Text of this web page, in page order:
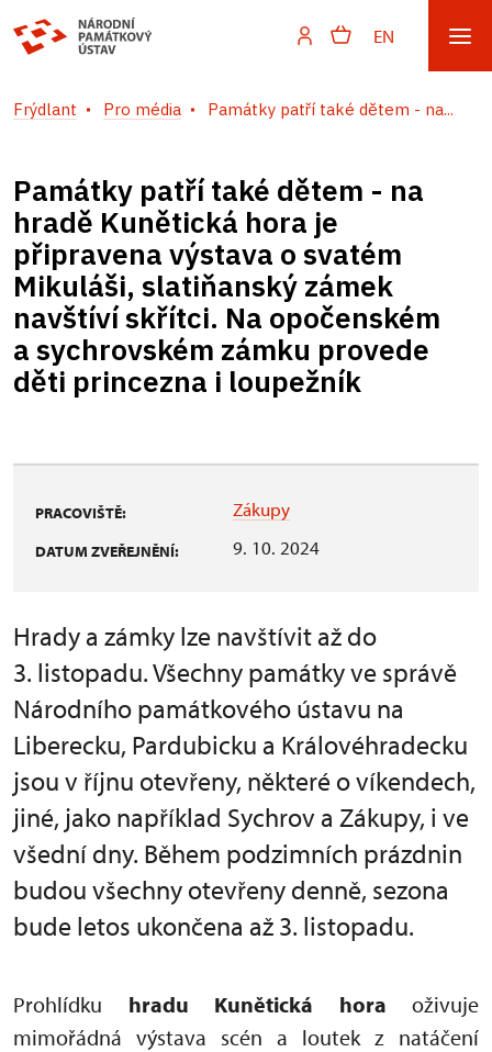
EN
Frýdlant Pro média Památky patří také dětem - na...
Památky patří také dětem - na
hradě Kunětická hora je
připravena výstava o svatém
Mikuláši, slatiňanský zámek
navštíví skřítci. Na opočenském
a sychrovském zámku provede
děti princezna i loupežník
PRACOVIŠTĚ: Zákupy
DATUM ZVEŘEJNĚNÍ: 9. 10. 2024
Hrady a zámky lze navštívit až do
3. listopadu. Všechny památky ve správě
Národního památkového ústavu na
Liberecku, Pardubicku a Královéhradecku
jsou v říjnu otevřeny, některé o víkendech,
jiné, jako například Sychrov a Zákupy, i ve
všední dny. Během podzimních prázdnin
budou všechny otevřeny denně, sezona
bude letos ukončena až 3. listopadu.
Prohlídku hradu Kunětická hora oživuje
mimořádná výstava scén a loutek z natáčení